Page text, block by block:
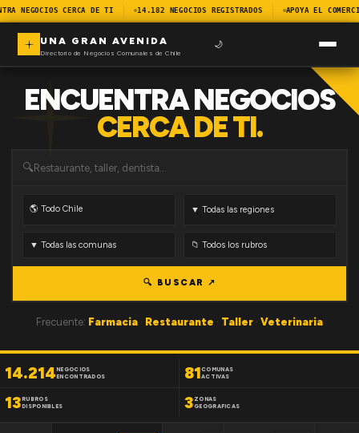
NEGOCIOS CERCA DE TI 14.182 NEGOCIOS REGISTRADOS APOYA EL
UNA GRAN AVENIDA
Directorio de Negocios Comunales de Chile
🌙
ENCUENTRA NEGOCIOS
CERCA DE TI.
🔍
🔍 BUSCAR ↗
Frecuente: Farmacia · Restaurante · Taller · Veterinaria
14.214NEGOCIOS
ENCONTRADOS
81 COMUNAS
ACTIVAS
13RUBROS
DISPONIBLES
3 ZONAS
GEOGRAFICAS